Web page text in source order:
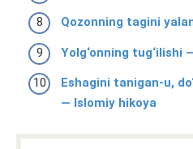
Qozonning tagini
Yolg‘onning tug‘ilishi
Eshagini tanigan-u,
— Islomiy hikoya